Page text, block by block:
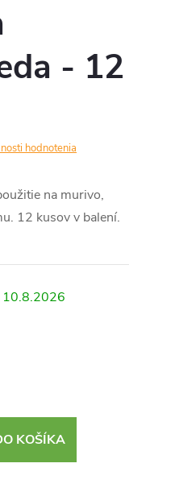
- 12
hodnotenia
na murivo,
12 kusov v balení.
10.8.2026
KOŠÍKA